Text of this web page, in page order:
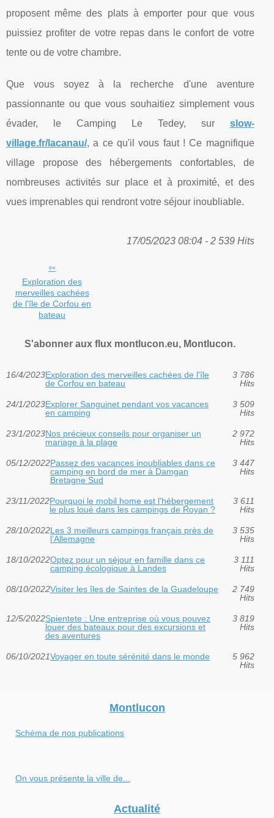
proposent même des plats à emporter pour que vous
puissiez profiter de votre repas dans le confort de votre
tente ou de votre chambre.
Que vous soyez à la recherche d'une aventure
passionnante ou que vous souhaitiez simplement vous
évader, le Camping Le Tedey, sur slow-
village.fr/lacanau/, a ce qu'il vous faut ! Ce magnifique
village propose des hébergements confortables, de
nombreuses activités sur place et à proximité, et des
vues imprenables qui rendront votre séjour inoubliable.
17/05/2023 08:04 - 2 539 Hits
Exploration des
merveilles cachées
de l'île de Corfou en
bateau
S'abonner aux flux montlucon.eu, Montlucon.
16/4/2023Exploration des merveilles cachées de l'île
de Corfou en bateau
3 786
Hits
24/1/2023Explorer Sanguinet pendant vos vacances
en camping
3 509
Hits
23/1/2023Nos précieux conseils pour organiser un
mariage à la plage
2 972
Hits
05/12/2022Passez des vacances inoubliables dans ce
camping en bord de mer à Damgan
Bretagne Sud
3 447
Hits
23/11/2022Pourquoi le mobil home est l'hébergement
le plus loué dans les campings de Royan ?
3 611
Hits
28/10/2022Les 3 meilleurs campings français près de
l’Allemagne
3 535
Hits
18/10/2022Optez pour un séjour en famille dans ce
camping écologique à Landes
3 111
Hits
08/10/2022Visiter les îles de Saintes de la Guadeloupe
2 749
Hits
12/5/2022Spientete : Une entreprise où vous pouvez
louer des bateaux pour des excursions et
des aventures
3 819
Hits
06/10/2021Voyager en toute sérénité dans le monde
5 962
Hits
Montlucon
Schéma de nos publications
On vous présente la ville de...
Actualité